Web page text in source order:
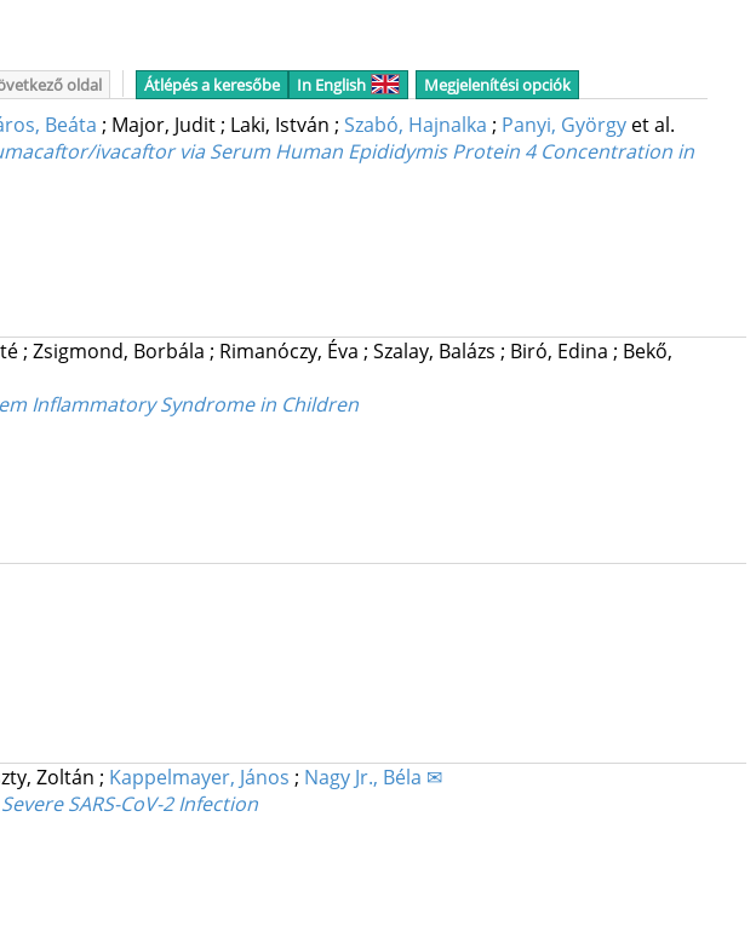
oldal Átlépés a keresőbe In English Megjelenítési opciók
Beáta ; Major, Judit; Laki, István ; Szabó, Hajnalka ; Panyi, György et al.
ivacaftor via Serum Human Epididymis Protein 4 Concentration in
; Zsigmond, Borbála ; Rimanóczy, Éva ; Szalay, Balázs ; Biró, Edina ; Bekő,
Inflammatory Syndrome in Children
Zoltán ; Kappelmayer, János ; Nagy Jr., Béla ✉
SARS-CoV-2 Infection